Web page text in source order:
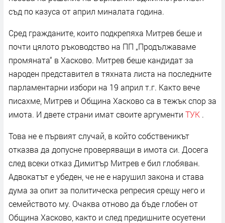
съд по казуса от април миналата година.
Сред гражданите, които подкрепяха Митрев беше и
почти цялото ръководство на ПП „Продължаваме
промяната“ в Хасково. Митрев беше кандидат за
народен представител в тяхната листа на последните
парламентарни избори на 19 април т.г. Както вече
писахме, Митрев и Община Хасково са в тежък спор за
имота. И двете страни имат своите аргументи ТУК .
Това не е първият случай, в който собственикът
отказва да допусне проверяващи в имота си. Досега
след всеки отказ Димитър Митрев е бил глобяван.
Адвокатът е убеден, че не е нарушил закона и става
дума за опит за политическа репресия срещу него и
семейството му. Очаква отново да бъде глобен от
Община Хасково, както и след предишните осуетени